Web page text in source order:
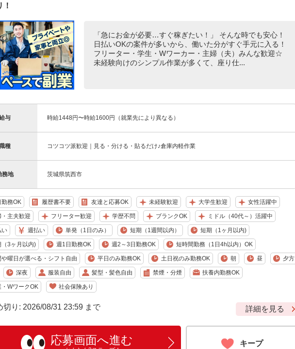
「急にお金が必要…すぐ稼ぎたい！」 そんな時でも安心！
日払いOKの案件が多いから、働いた分がすぐ手元に入る！
フリーター・学生・Wワーカー・主婦（夫）みんな歓迎☆
未経験向けのシンプル作業が多くて、座り仕...
与 時給1448円〜時給1600円（就業先により異なる）
種 コツコツ派歓迎｜見る・分ける・貼るだけ♪倉庫内軽作業
務地 茨城県筑西市
勤務OK 履歴書不要 友達と応募OK 未経験歓迎 大学生歓迎 女性活躍中
・主夫歓迎 フリーター歓迎 学歴不問 ブランクOK ミドル（40代～）活躍中
い 週払い 単発（1日のみ） 短期（1週間以内） 短期（1ヶ月以内)
（3ヶ月以内) 週1日勤務OK 週2～3日勤務OK 短時間勤務（1日4h以内）OK
や曜日が選べる・シフト自由 平日のみ勤務OK 土日祝のみ勤務OK 朝 昼 夕方
深夜 服装自由 髪型・髪色自由 禁煙・分煙 扶養内勤務OK
・WワークOK 社会保険あり
切り: 2026/08/31 23:59 まで 詳細を見る
応募画面へ進む キープ